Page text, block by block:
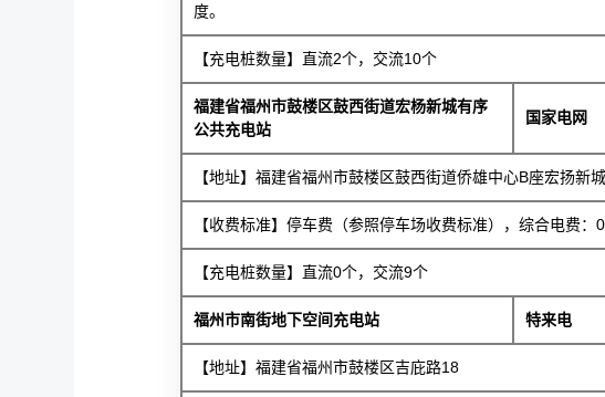
度。
【充电桩数量】直流2个，交流10个
福建省福州市鼓楼区鼓西街道宏杨新城有序
公共充电站
国家电网
【地址】福建省福州市鼓楼区鼓西街道侨雄中心B座宏扬新城
【收费标准】停车费（参照停车场收费标准），综合电费：
【充电桩数量】直流0个，交流9个
福州市南街地下空间充电站 特来电
【地址】福建省福州市鼓楼区吉庇路18